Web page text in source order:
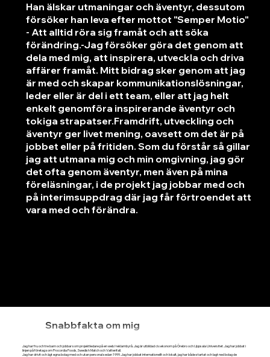
​Han älskar utmaningar och äventyr, dessutom
försöker han leva efter mottot "Semper Motio"
- Att alltid röra sig framåt och att söka
förändring.-Jag försöker göra det genom att
dela med mig, att inspirera, utveckla och driva
affärer framåt. Mitt bidrag sker genom att jag
är med och skapar kommunikationslösningar,
leder eller är del i ett team, eller att jag helt
enkelt genomföra inspirerande äventyr och
tokiga strapatser.Framdrift, utveckling och
äventyr ger livet mening, oavsett om det är på
jobbet eller på fritiden. Som du förstår så gillar
jag att utmana mig och min omgivning, jag gör
det ofta genom äventyr, men även på mina
föreläsningar, i de projekt jag jobbar med och
på interimsuppdrag där jag får förtroendet att
vara med och förändra.
Snabbfakta om mig
Jag har fru och tre barn och jobbar som projektledare på en web/reklambyrå. Jag är utbildad civ.ekonom på Örebro och Uppsala Universitet. Jag har jobbat i
linjen på företag som Procordia Foods, Swedish Match och Vattenfall.
Jag har drivit och ägt egna bolag med och utan personal sedan 1999. Jag har jobbat internationellt och lokalt, jag har både startat och lagt ned bolag de